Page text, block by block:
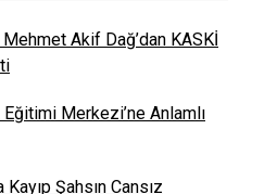
Akif Dağ’dan KASKİ
Merkezi’ne Anlamlı
Kayıp Şahsın Cansız